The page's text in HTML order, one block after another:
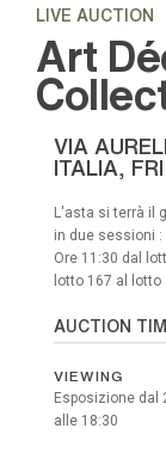
LIVE AUCTION
Art
VIA
ITALIA, FRI
L'asta si terrà il
in due sessioni :
Ore 11:30 dal
lotto 167 al lotto
AUCTION
VIEWING
Esposizione dal
alle 18:30